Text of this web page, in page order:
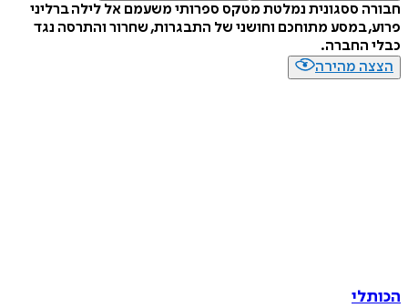
חבורה ססגונית נמלטת מטקס ספרותי משעמם אל לילה ברליני
פרוע, במסע מתוחכם וחושני של התבגרות, שחרור והתרסה נגד
כבלי החברה.
הצצה מהירה
הכותלי